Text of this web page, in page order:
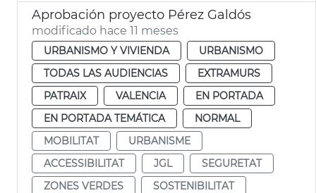
Aprobación proyecto Pérez Galdós
modificado hace 11 meses
URBANISMO Y VIVIENDA
URBANISMO
TODAS LAS AUDIENCIAS
EXTRAMURS
PATRAIX
VALENCIA
EN PORTADA
EN PORTADA TEMÁTICA
NORMAL
MOBILITAT
URBANISME
ACCESSIBILITAT
JGL
SEGURETAT
ZONES VERDES
SOSTENIBILITAT